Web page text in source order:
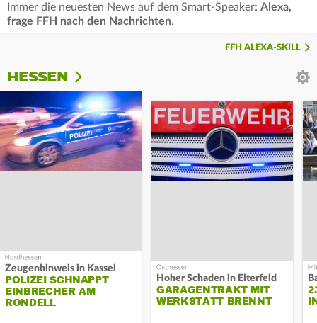
Immer die neuesten News auf dem Smart-Speaker: Alexa,
frage FFH nach den Nachrichten.
FFH ALEXA-SKILL
HESSEN
Zeugenhinweis in Kassel
POLIZEI SCHNAPPT
EINBRECHER AM
RONDELL
Hoher Schaden in Eiterfeld
GARAGENTRAKT MIT
WERKSTATT BRENNT